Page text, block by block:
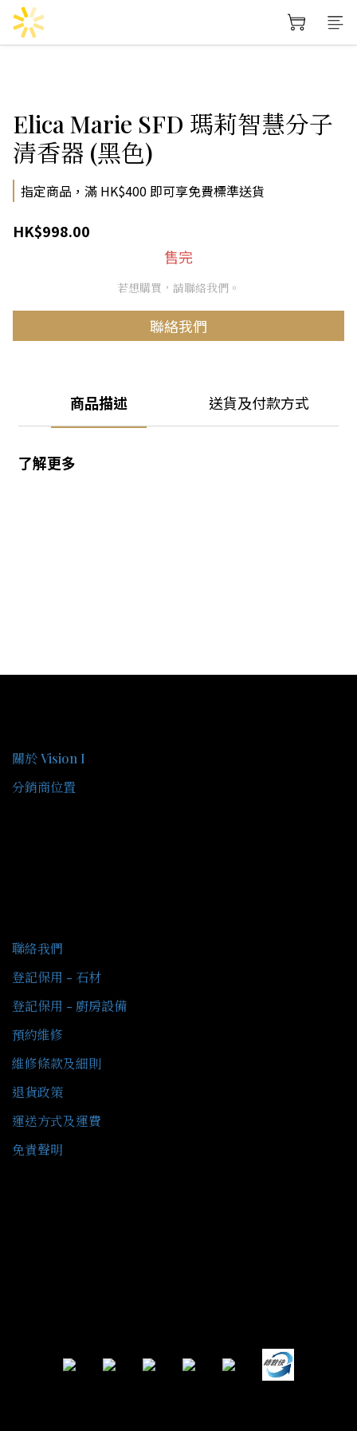
Elica Marie SFD 瑪莉智慧分子
清香器 (黑色)
指定商品，滿 HK$400 即可享免費標準送貨
HK$998.00
售完
若想購買，請聯絡我們。
聯絡我們
商品描述 送貨及付款方式
了解更多
關於 Vision I
分銷商位置
聯絡我們
登記保用 - 石材
登記保用 - 廚房設備
預約維修
維修條款及細則
退貨政策
運送方式及運費
免責聲明